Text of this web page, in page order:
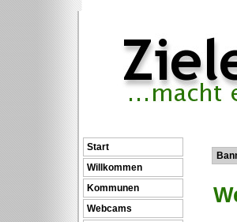
Start
Willkommen
Kommunen
Webcams